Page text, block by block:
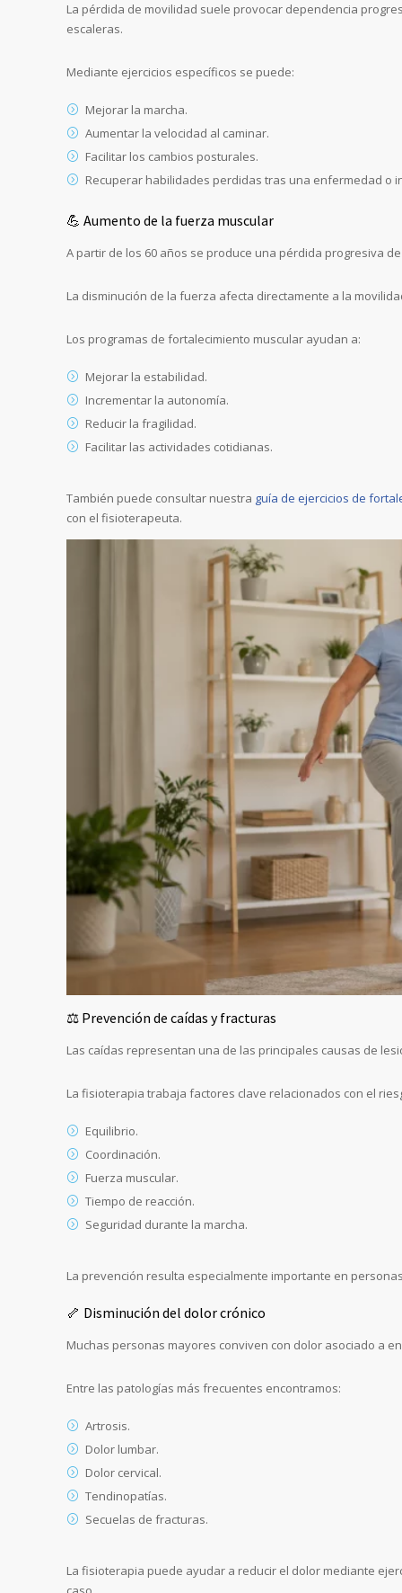
La pérdida de movilidad suele provocar dependencia
escaleras.
Mediante ejercicios específicos se puede:
Mejorar la marcha.
Aumentar la velocidad al caminar.
Facilitar los cambios posturales.
Recuperar habilidades perdidas tras una enfermedad o
💪 Aumento de la fuerza muscular
A partir de los 60 años se produce una pérdida progresiva
La disminución de la fuerza afecta directamente a la
Los programas de fortalecimiento muscular ayudan a:
Mejorar la estabilidad.
Incrementar la autonomía.
Reducir la fragilidad.
Facilitar las actividades cotidianas.
También puede consultar nuestra guía de ejercicios de
con el fisioterapeuta.
⚖️ Prevención de caídas y fracturas
Las caídas representan una de las principales causas de
La fisioterapia trabaja factores clave relacionados con el
Equilibrio.
Coordinación.
Fuerza muscular.
Tiempo de reacción.
Seguridad durante la marcha.
La prevención resulta especialmente importante en
🦴 Disminución del dolor crónico
Muchas personas mayores conviven con dolor asociado a
Entre las patologías más frecuentes encontramos:
Artrosis.
Dolor lumbar.
Dolor cervical.
Tendinopatías.
Secuelas de fracturas.
La fisioterapia puede ayudar a reducir el dolor mediante